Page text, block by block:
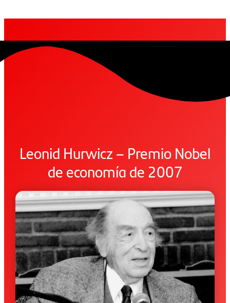
Leonid Hurwicz – Premio Nobel
de economía de 2007